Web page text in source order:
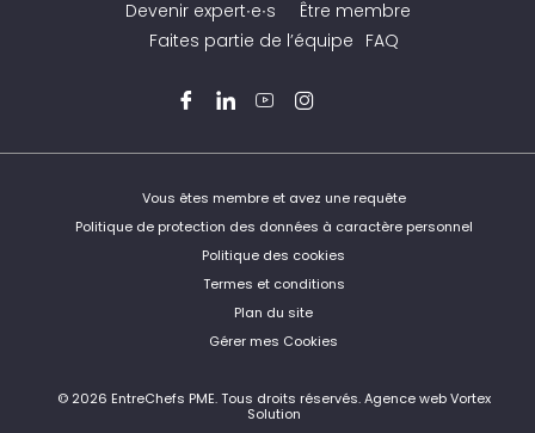
Devenir expert∙e∙s
Être membre
Faites partie de l’équipe FAQ
FacebookLinkedInYouTubeInstagram
© 2026 EntreChefs PME.Tous droits réservés. Agence web Vortex
Solution
Vous êtes membre et avez une requête
Politique de protection des données à caractère personnel
Politique des cookies
Termes et conditions
Plan du site
Gérer mes Cookies